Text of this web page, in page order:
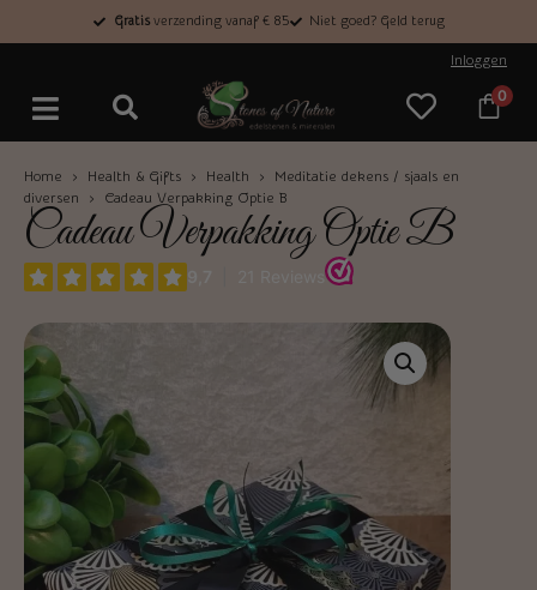
Gratisverzending vanaf € 85 Niet goed? Geld terug
Inloggen
0
Home › Health & Gifts › Health › Meditatie dekens / sjaals en
diversen › Cadeau Verpakking Optie B
Cadeau Verpakking Optie B